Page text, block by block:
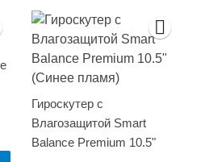
Гироскутер с
Влагозащитой Smart
Balance Premium 10.5"